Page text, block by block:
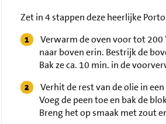
Zet in 4 stappen deze heerlijke
Verwarm de oven voor tot 200
naar boven erin. Bestrijk de
Bak ze ca. 10 min. in de
Verhit de rest van de olie in
Voeg de peen toe en bak de
Breng het op smaak met zout